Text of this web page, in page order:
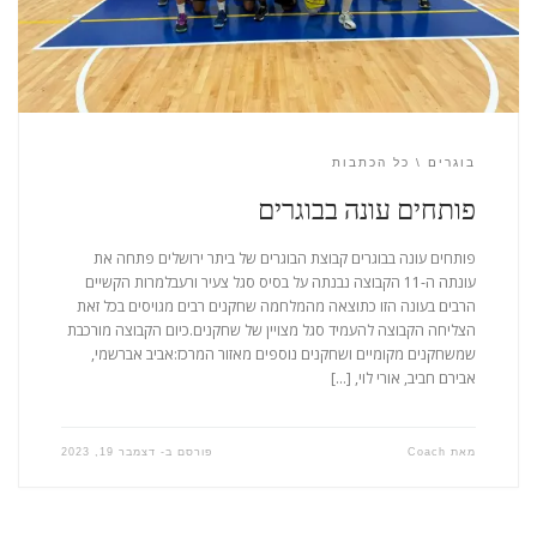
בוגרים כל הכתבות
פותחים עונה בבוגרים
פותחים עונה בבוגרים קבוצת הבוגרים של ביתר ירושלים פתחה את
עונתה ה-11 הקבוצה נבנתה על בסיס סגל צעיר ורעבלמרות הקשיים
הרבים בעונה הזו כתוצאה מהמלחמה שחקנים רבים מגויסים בכל זאת
הצליחה הקבוצה להעמיד סגל מצויין של שחקנים.כיום הקבוצה מורכבת
שמשחקנים מקומיים ושחקנים נוספים מאזור המרכז:אביב אברשמי,
אבירם חביב, אורי לוי, […]
מאת Coach פורסם ב- דצמבר 19, 2023